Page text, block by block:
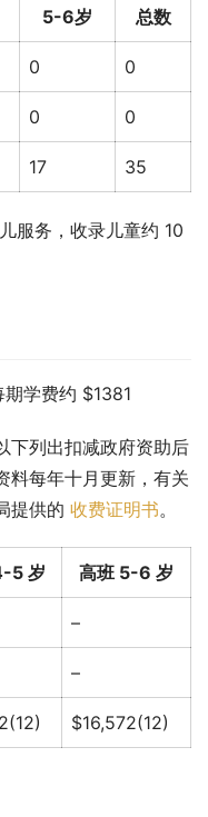
5-6岁 总数
0 0
0 0
17 35
服务，收录儿童约 10
学费约 $1381
下列出扣减政府资助后
料每年十月更新，有关
提供的 收费证明书。
5 岁 高班 5-6 岁
–
–
$16,572(12)